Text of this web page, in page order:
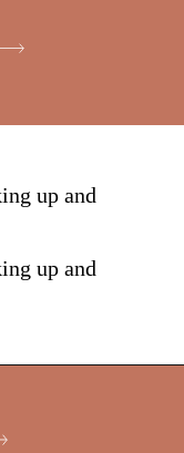
up and
up and